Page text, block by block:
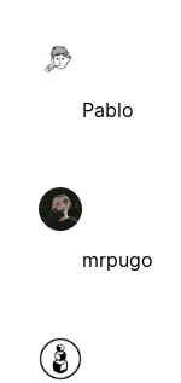
Pablo
mrpugo